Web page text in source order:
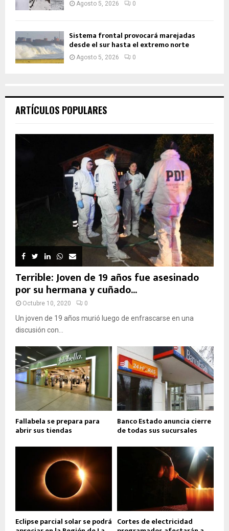
Agosto 5, 2026 0
Sistema frontal provocará marejadas
desde el sur hasta el extremo norte
Agosto 5, 2026 0
ARTÍCULOS POPULARES
Terrible: Joven de 19 años fue asesinado
por su hermana y cuñado...
Octubre 10, 2020 0
Un joven de 19 años murió luego de enfrascarse en una
discusión con...
Fallabela se prepara para
abrir sus tiendas
Banco Estado anuncia cierre
de todas sus sucursales
Eclipse parcial solar se podrá Cortes de electricidad